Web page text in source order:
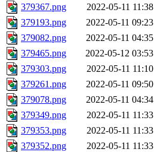
379367.png
2022-05-11 11:38
379193.png
2022-05-11 09:23
379082.png
2022-05-11 04:35
379465.png
2022-05-12 03:53
379303.png
2022-05-11 11:10
379261.png
2022-05-11 09:50
379078.png
2022-05-11 04:34
379349.png
2022-05-11 11:33
379353.png
2022-05-11 11:33
379352.png
2022-05-11 11:33